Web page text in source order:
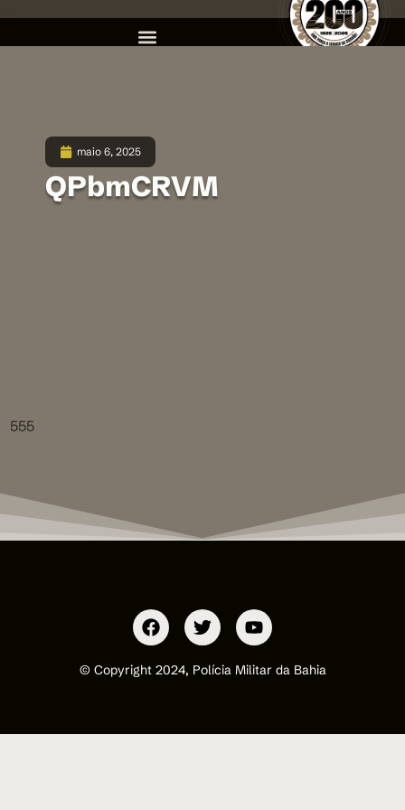
maio 6, 2025
QPbmCRVM
555
© Copyright 2024, Polícia Militar da Bahia